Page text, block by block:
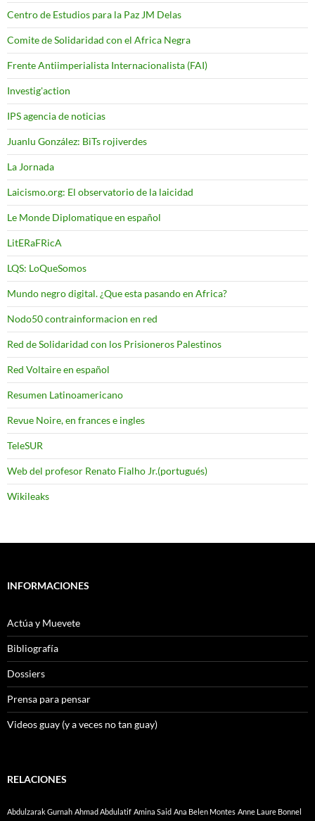
Centro de Estudios para la Paz JM Delas
Comite de Solidaridad con el Africa Negra
Frente Antiimperialista Internacionalista (FAI)
Investig'action
IPS agencia de noticias
Juanlu González: BiTs rojiverdes
La Jornada
Laicismo.org: El observatorio de la laicidad
Le Monde Diplomatique en español
LitERaFRicA
LQS: LoQueSomos
Mundo negro digital. ¿Que esta pasando en Africa?
Nodo50 contrainformacion en red
Red de Solidaridad con los Prisioneros Palestinos
Red Voltaire en español
Resumen Latinoamericano
Revue Noire, en frances e ingles
TeleSUR
Web del profesor Renato Fialho Jr.(portugués)
Wikileaks
INFORMACIONES
Actúa y Muevete
Bibliografía
Dossiers
Prensa para pensar
Videos guay (y a veces no tan guay)
RELACIONES
Abdulzarak Gurnah Ahmad Abdulatif Amina Said Ana Belen Montes Anne Laure Bonnel